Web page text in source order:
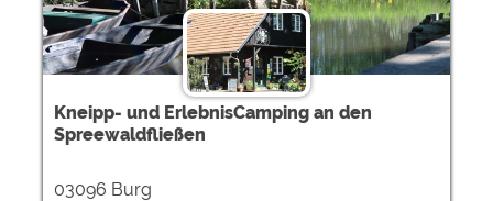
Kneipp- und ErlebnisCamping an den
Spreewaldfließen
03096 Burg